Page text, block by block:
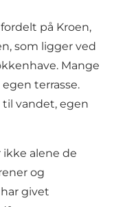
på Kroen,
som ligger ved
Mange
terrasse.
vandet, egen
ikke alene de
og
givet